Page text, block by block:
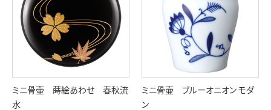
ミニ骨壷 蒔絵あわせ 春秋流
水
ミニ骨壷 ブルーオニオン モダ
ン